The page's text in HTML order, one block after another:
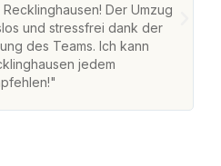
Der Umzug
und stressfrei dank der
des Teams. Ich kann
jedem